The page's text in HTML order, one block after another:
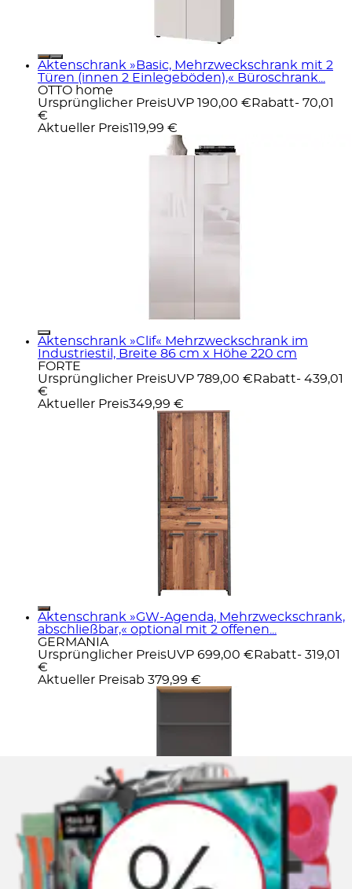
Aktenschrank »Basic, Mehrzweckschrank mit 2
Türen (innen 2 Einlegeböden),« Büroschrank...
OTTO home
Ursprünglicher PreisUVP 190,00 € Rabatt- 70,01
€
Aktueller Preis119,99 €
Aktenschrank »Clif« Mehrzweckschrank im
Industriestil, Breite 86 cm x Höhe 220 cm
FORTE
Ursprünglicher PreisUVP 789,00 € Rabatt- 439,01
€
Aktueller Preis349,99 €
Aktenschrank »GW-Agenda, Mehrzweckschrank,
abschließbar,« optional mit 2 offenen...
GERMANIA
Ursprünglicher PreisUVP 699,00 € Rabatt- 319,01
€
Aktueller Preisab 379,99 €